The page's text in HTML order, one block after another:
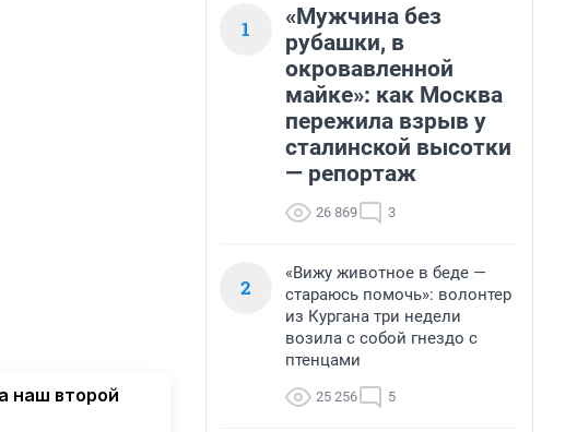
наш второй
1
«Мужчина без
рубашки, в
окровавленной
майке»: как Москва
пережила взрыв у
сталинской высотки
— репортаж
26 869 3
2
«Вижу животное в беде —
стараюсь помочь»: волонтер
из Кургана три недели
возила с собой гнездо с
птенцами
25 256 5